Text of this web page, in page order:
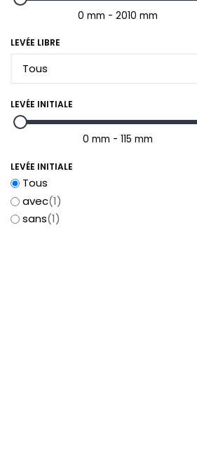
0 mm - 2010 mm
LEVÉE LIBRE
LEVÉE INITIALE
0 mm - 115 mm
LEVÉE INITIALE
Tous
avec(1)
sans(1)